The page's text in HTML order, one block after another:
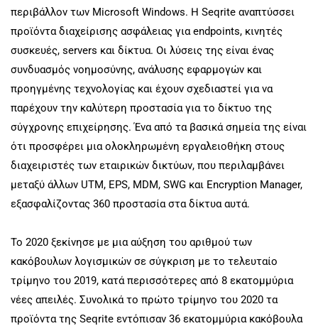
περιβάλλον των Microsoft Windows. Η Seqrite αναπτύσσει
προϊόντα διαχείρισης ασφάλειας για endpoints, κινητές
συσκευές, servers και δίκτυα. Οι λύσεις της είναι ένας
συνδυασμός νοημοσύνης, ανάλυσης εφαρμογών και
προηγμένης τεχνολογίας και έχουν σχεδιαστεί για να
παρέχουν την καλύτερη προστασία για το δίκτυο της
σύγχρονης επιχείρησης. Ένα από τα βασικά σημεία της είναι
ότι προσφέρει μια ολοκληρωμένη εργαλειοθήκη στους
διαχειριστές των εταιρικών δικτύων, που περιλαμβάνει
μεταξύ άλλων UTM, EPS, MDM, SWG και Encryption Manager,
εξασφαλίζοντας 360 προστασία στα δίκτυα αυτά.
Το 2020 ξεκίνησε με μια αύξηση του αριθμού των
κακόβουλων λογισμικών σε σύγκριση με το τελευταίο
τρίμηνο του 2019, κατά περισσότερες από 8 εκατομμύρια
νέες απειλές. Συνολικά το πρώτο τρίμηνο του 2020 τα
προϊόντα της Seqrite εντόπισαν 36 εκατομμύρια κακόβουλα